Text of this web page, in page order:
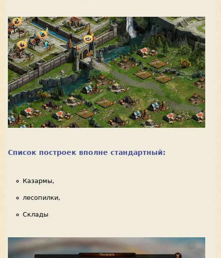
Список построек вполне стандартный:
Казармы,
лесопилки,
Склады